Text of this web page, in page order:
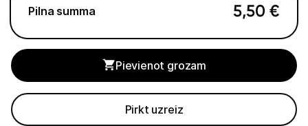
Spēļu konsoles un piederumi
Datu nesēji
Pilna summa 5,50 €
Pievienot grozam
Pirkt uzreiz